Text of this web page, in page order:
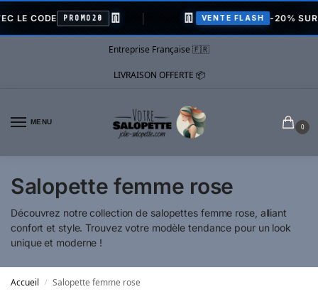
CODE PROMO20 👖 VENTE FLASH -20% SUR
Entreprise Française 🇫🇷
LIVRAISON OFFERTE 📦
MENU
0
Salopette femme rose
Découvrez notre collection de salopettes femme rose, alliant
confort et style. Trouvez votre modèle tendance pour un look
unique et moderne !
Accueil / Salopette femme rose